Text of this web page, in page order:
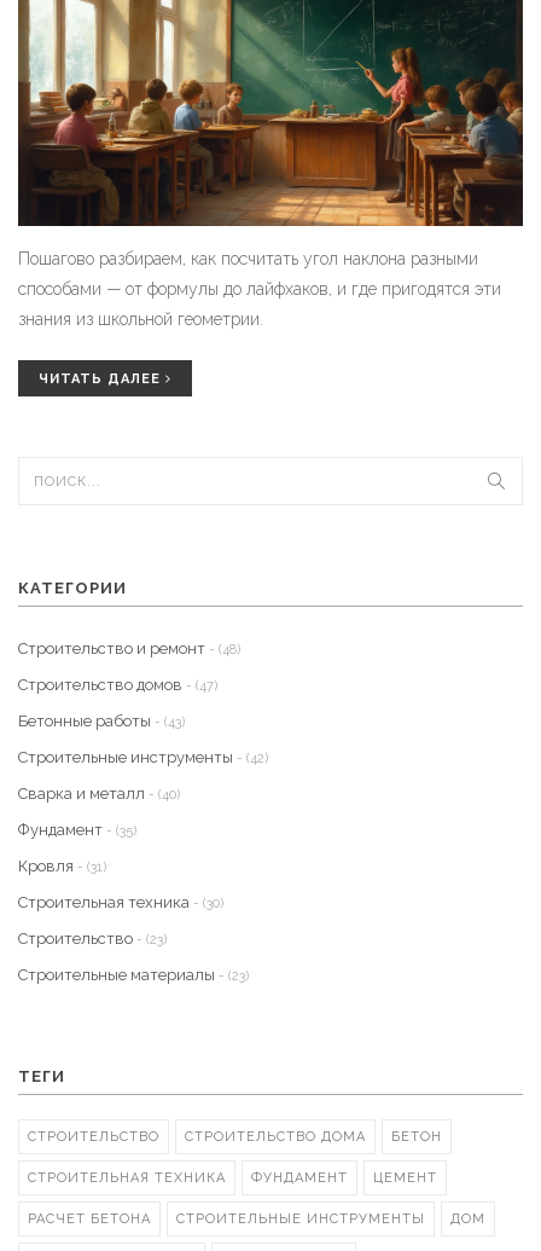
Пошагово разбираем, как посчитать угол наклона разными
способами — от формулы до лайфхаков, и где пригодятся эти
знания из школьной геометрии.
ЧИТАТЬ ДАЛЕЕ
КАТЕГОРИИ
Строительство и ремонт - (48)
Строительство домов - (47)
Бетонные работы - (43)
Строительные инструменты - (42)
Сварка и металл - (40)
Фундамент - (35)
Кровля - (31)
Строительная техника - (30)
Строительство - (23)
Строительные материалы - (23)
ТЕГИ
СТРОИТЕЛЬСТВО СТРОИТЕЛЬСТВО ДОМА БЕТОН
СТРОИТЕЛЬНАЯ ТЕХНИКА ФУНДАМЕНТ ЦЕМЕНТ
РАСЧЕТ БЕТОНА СТРОИТЕЛЬНЫЕ ИНСТРУМЕНТЫ ДОМ